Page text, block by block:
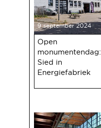
9 september 2024
Open
monumentendag:
Sied in
Energiefabriek